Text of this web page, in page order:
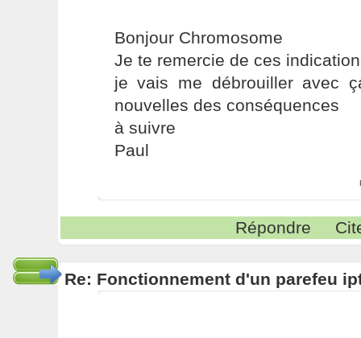
Bonjour Chromosome
Je te remercie de ces
je vais me débrouiller avec
nouvelles des conséquences
à suivre
Paul
Répondre
Re: Fonctionnement d'un parefeu